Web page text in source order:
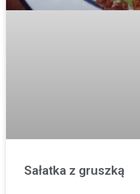
Sałatka z gruszką